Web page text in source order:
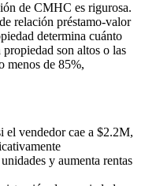
de CMHC es rigurosa.
relación préstamo-valor
determina cuánto
son altos o las
menos de 85%,
vendedor cae a $2.2M,
y aumenta rentas